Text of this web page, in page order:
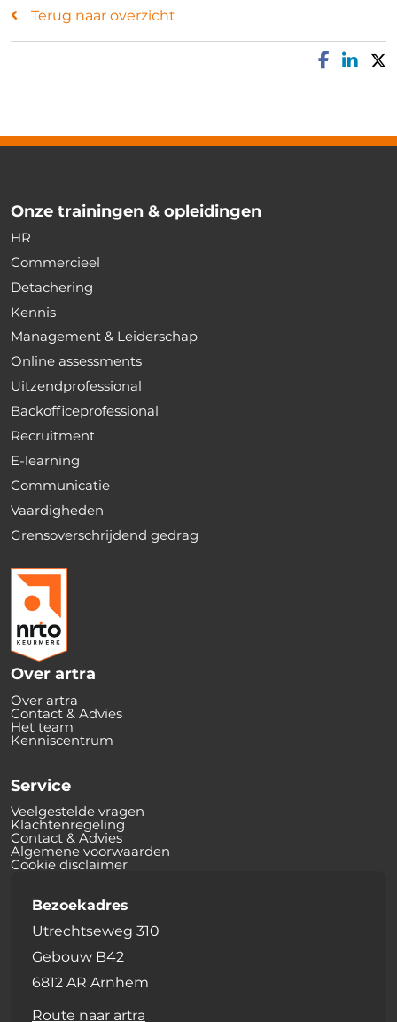
Terug naar overzicht
Onze trainingen & opleidingen
HR
Commercieel
Detachering
Kennis
Management & Leiderschap
Online assessments
Uitzendprofessional
Backofficeprofessional
Recruitment
E-learning
Communicatie
Vaardigheden
Grensoverschrijdend gedrag
Over artra
Over artra
Contact & Advies
Het team
Kenniscentrum
Service
Veelgestelde vragen
Klachtenregeling
Contact & Advies
Algemene voorwaarden
Cookie disclaimer
Bezoekadres
Utrechtseweg 310
Gebouw B42
6812 AR Arnhem
Route naar artra